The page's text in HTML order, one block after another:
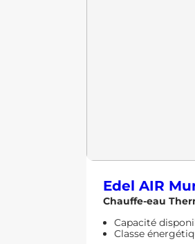
Edel AIR
Chauffe-eau
Capacité
Classe